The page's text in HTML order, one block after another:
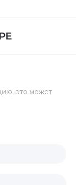
это может